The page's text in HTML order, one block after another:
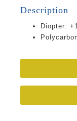
Description
Diopter: